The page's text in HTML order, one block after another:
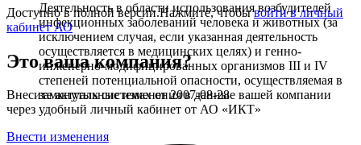
Деятельность в области использования возбудителей
инфекционных заболеваний человека и животных (за
исключением случая, если указанная деятельность
осуществляется в медицинских целях) и генно-
инженерно-модифицированных организмов III и IV
степеней потенциальной опасности, осуществляемая в
замкнутых системахот2007-08-28
Доступно в полной версии.Нажмите, чтобывойти в личный
кабинет АО
Это ваша компания?
Внесите актуальные изменения в данные вашей компании
через удобный личный кабинет от АО «ИКТ»
Внести изменения